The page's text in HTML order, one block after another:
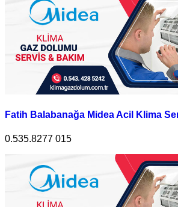
Fatih Balabanağa Midea Acil Klima
0.535.8277 015